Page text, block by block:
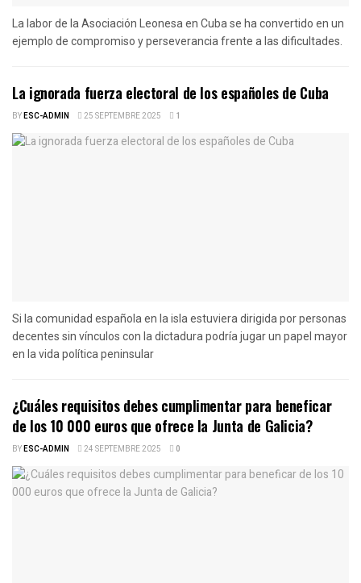
La labor de la Asociación Leonesa en Cuba se ha convertido en un
ejemplo de compromiso y perseverancia frente a las dificultades.
La ignorada fuerza electoral de los españoles de Cuba
BYESC-ADMIN 25 SEPTEMBRE 2025 1
Si la comunidad española en la isla estuviera dirigida por personas
decentes sin vínculos con la dictadura podría jugar un papel mayor
en la vida política peninsular
¿Cuáles requisitos debes cumplimentar para beneficar
de los 10 000 euros que ofrece la Junta de Galicia?
BYESC-ADMIN 24 SEPTEMBRE 2025 0